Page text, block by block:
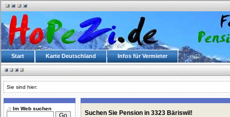
Start Karte Deutschland Infos für Vermieter
Sie sind hier:
.:: Im Web suchen
Suchen Sie Pension in 3323 Bäriswil!